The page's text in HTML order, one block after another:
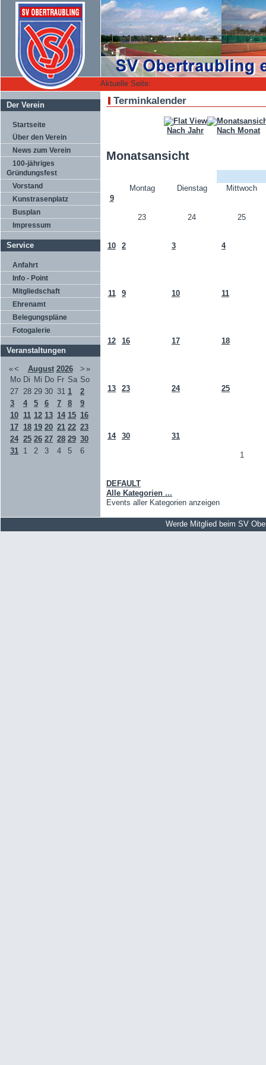
Aktuelle Seite:
Der Verein
Startseite
Über den Verein
News zum Verein
100-jähriges
Gründungsfest
Vorstand
Kunstrasenplatz
Busplan
Impressum
Service
Anfahrt
Info - Point
Mitgliedschaft
Ehrenamt
Belegungspläne
Fotogalerie
Veranstaltungen
«< August 2026 > »
Mo Di Mi Do Fr Sa So
27 28 29 30 31 1
2
3
4 5 6 7 8
9
10 11 12 13 14 15 16
17 18 19 20 21 22 23
24 25 26 27 28 29 30
31 1 2 3 4 5 6
Terminkalender
Nach Jahr Nach Monat
Monatsansicht
Montag Dienstag
Mittwoch
9
23 24 25
10 2 3 4
11 9 10 11
12 16 17 18
13 23 24 25
14 30 31
1
DEFAULT
Alle Kategorien ...
Events aller Kategorien anzeigen
Werde Mitglied beim SV